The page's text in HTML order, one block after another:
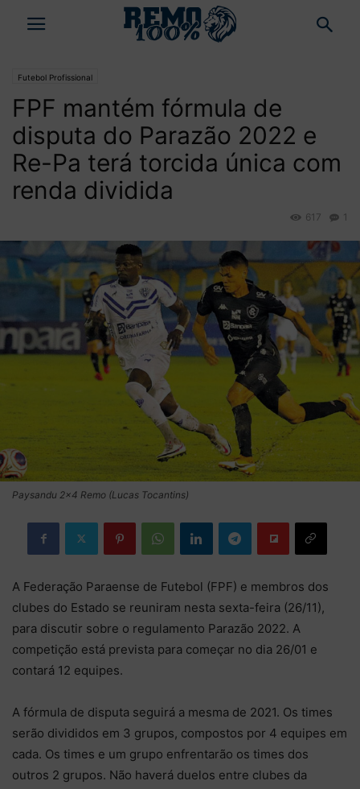
Futebol Profissional
FPF mantém fórmula de
disputa do Parazão 2022 e
Re-Pa terá torcida única com
renda dividida
1
617
Paysandu 2×4 Remo (Lucas Tocantins)
A Federação Paraense de Futebol (FPF) e membros dos
clubes do Estado se reuniram nesta sexta-feira (26/11),
para discutir sobre o regulamento Parazão 2022. A
competição está prevista para começar no dia 26/01 e
contará 12 equipes.
A fórmula de disputa seguirá a mesma de 2021. Os times
serão divididos em 3 grupos, compostos por 4 equipes em
cada. Os times e um grupo enfrentarão os times dos
outros 2 grupos. Não haverá duelos entre clubes da